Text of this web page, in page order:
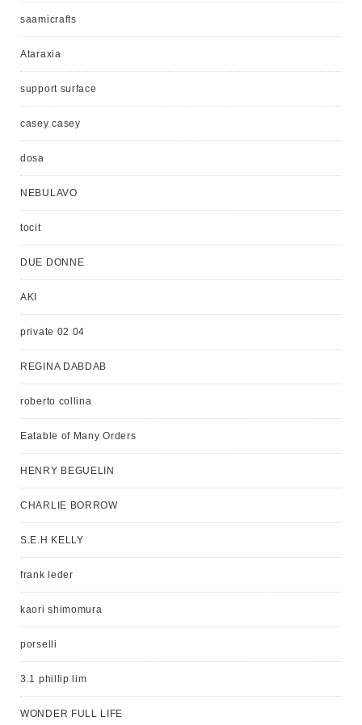
saamicrafts
Ataraxia
support surface
casey casey
dosa
NEBULAVO
tocit
DUE DONNE
AKI
private 02 04
REGINA DABDAB
roberto collina
Eatable of Many Orders
HENRY BEGUELIN
CHARLIE BORROW
S.E.H KELLY
frank leder
kaori shimomura
porselli
3.1 phillip lim
WONDER FULL LIFE